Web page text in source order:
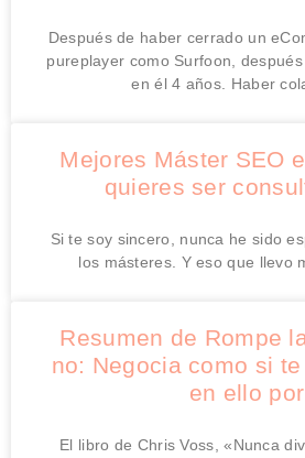
Después de haber cerrado un
pureplayer como Surfoon,
en él 4 años. Haber
Mejores Máster SEO
quieres ser
Si te soy sincero, nunca he sido
los másteres. Y eso que llevo
Resumen de Rompe
no: Negocia como si
en ello por
El libro de Chris Voss, «Nunca